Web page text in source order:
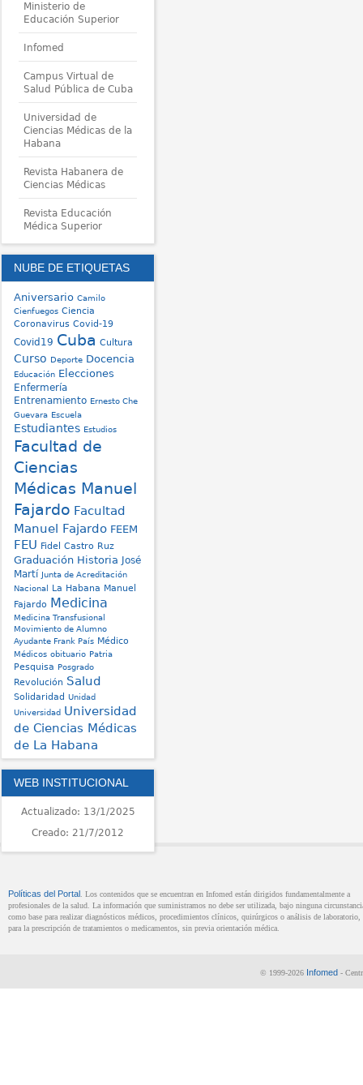
Ministerio de
Educación Superior
Infomed
Campus Virtual de
Salud Pública de Cuba
Universidad de
Ciencias Médicas de la
Habana
Revista Habanera de
Ciencias Médicas
Revista Educación
Médica Superior
NUBE DE ETIQUETAS
Aniversario Camilo
Cienfuegos Ciencia
Coronavirus Covid-19
Covid19 Cuba Cultura
Curso Deporte Docencia
Educación Elecciones
Enfermería
Entrenamiento Ernesto Che
Guevara Escuela
Estudiantes Estudios
Facultad de
Ciencias
Médicas Manuel
Fajardo Facultad
Manuel Fajardo FEEM
FEU Fidel Castro Ruz
Graduación Historia
José
Martí Junta de Acreditación
Nacional
La Habana Manuel
Fajardo
Medicina
Medicina Transfusional
Movimiento de Alumno
Ayudante Frank País Médico
Médicos obituario Patria
Pesquisa Posgrado
Revolución Salud
Solidaridad Unidad
Universidad Universidad
de Ciencias Médicas
de La Habana
WEB INSTITUCIONAL
Actualizado: 13/1/2025
Creado: 21/7/2012
Políticas del Portal . Los contenidos que se encuentran en Infomed están dirigidos fundamentalmente a
profesionales de la salud. La información que suministramos no debe ser utilizada, bajo ninguna
como base para realizar diagnósticos médicos, procedimientos clínicos, quirúrgicos o análisis de laboratorio,
para la prescripción de tratamientos o medicamentos, sin previa orientación médica.
© 1999-2026 Infomed -